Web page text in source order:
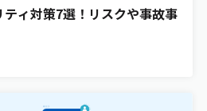
ィ対策7選！リスクや事故事